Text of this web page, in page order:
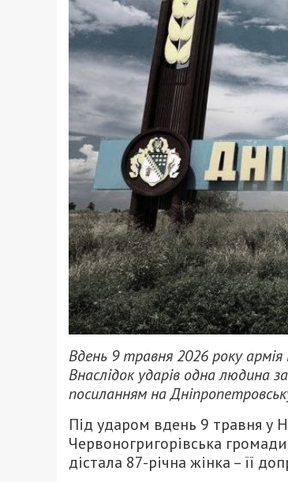
Вдень 9 травня 2026 року
Внаслідок ударів одна людина
посиланням на
Під ударом вдень 9 травня у
Червоногригорівська
дістала 87-річна жінка – її